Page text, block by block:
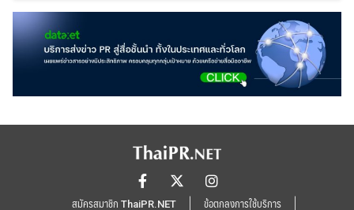
สมัครสมาชิก ThaiPR.NET ข้อตกลงการใช้บริการ